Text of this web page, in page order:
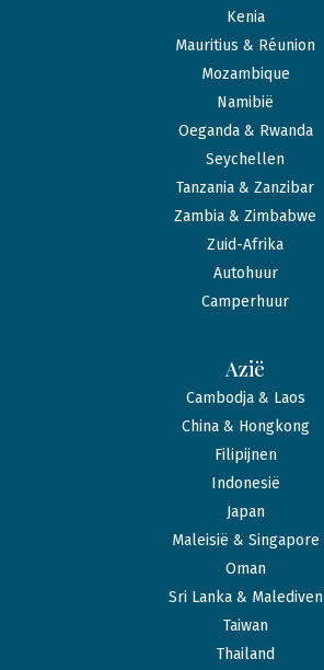
Kenia
Mauritius & Réunion
Mozambique
Namibië
Oeganda & Rwanda
Seychellen
Tanzania & Zanzibar
Zambia & Zimbabwe
Zuid-Afrika
Autohuur
Camperhuur
Azië
Cambodja & Laos
China & Hongkong
Filipijnen
Indonesië
Japan
Maleisië & Singapore
Oman
Sri Lanka & Malediven
Taiwan
Thailand